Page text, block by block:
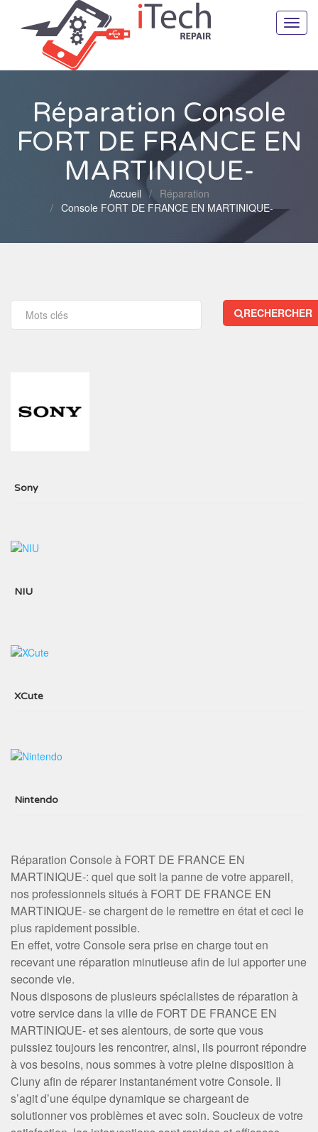
Réparation Console
FORT DE FRANCE EN
MARTINIQUE-
Accueil
Réparation
Console FORT DE FRANCE EN MARTINIQUE-
RECHERCHER
Sony
NIU
XCute
Nintendo
Réparation Console à FORT DE FRANCE EN
MARTINIQUE-: quel que soit la panne de votre appareil,
nos professionnels situés à FORT DE FRANCE EN
MARTINIQUE- se chargent de le remettre en état et ceci le
plus rapidement possible.
En effet, votre Console sera prise en charge tout en
recevant une réparation minutieuse afin de lui apporter une
seconde vie.
Nous disposons de plusieurs spécialistes de réparation à
votre service dans la ville de FORT DE FRANCE EN
MARTINIQUE- et ses alentours, de sorte que vous
puissiez toujours les rencontrer, ainsi, ils pourront répondre
à vos besoins, nous sommes à votre pleine disposition à
Cluny afin de réparer instantanément votre Console. Il
s’agit d’une équipe dynamique se chargeant de
solutionner vos problèmes et avec soin. Soucieux de votre